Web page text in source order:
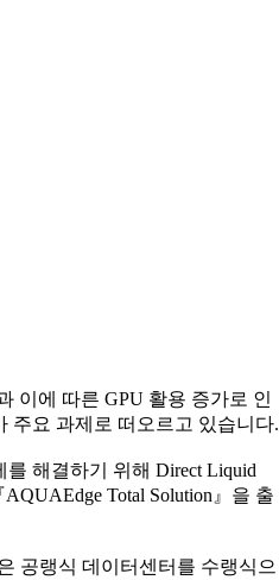
이에 따른 GPU 활용 증가로 인
주요 과제로 떠오르고 있습니다.
해결하기 위해 Direct Liquid
Total Solution』을 출
공랭식 데이터센터를 수랭식으